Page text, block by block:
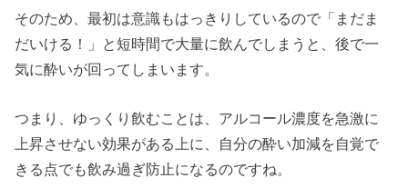
そのため、最初は意識もはっきりしているので「まだま
だいける！」と短時間で大量に飲んでしまうと、後で一
気に酔いが回ってしまいます。
つまり、ゆっくり飲むことは、アルコール濃度を急激に
上昇させない効果がある上に、自分の酔い加減を自覚で
きる点でも飲み過ぎ防止になるのですね。